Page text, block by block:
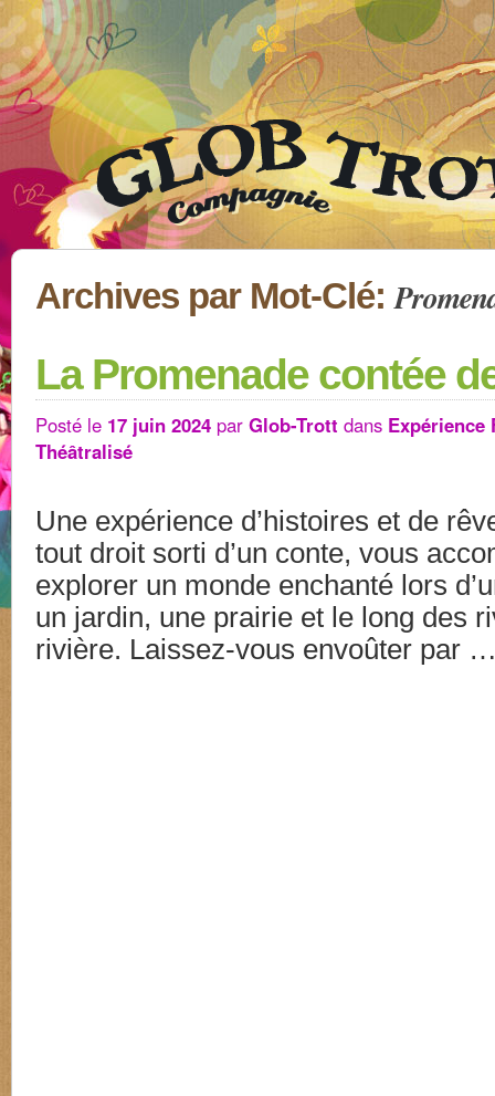
Archives par Mot-Clé:
La Promenade contée
Posté le 17 juin 2024 par Glob-Trott dans Expérience
Théâtralisé
Une expérience d’histoires et de
tout droit sorti d’un conte, vous
explorer un monde enchanté lors
un jardin, une prairie et le long des
rivière. Laissez-vous envoûter par